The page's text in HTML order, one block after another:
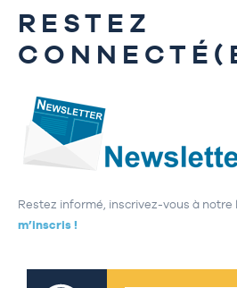
RESTEZ
Restez informé, inscrivez-vous à notre
m’inscris !